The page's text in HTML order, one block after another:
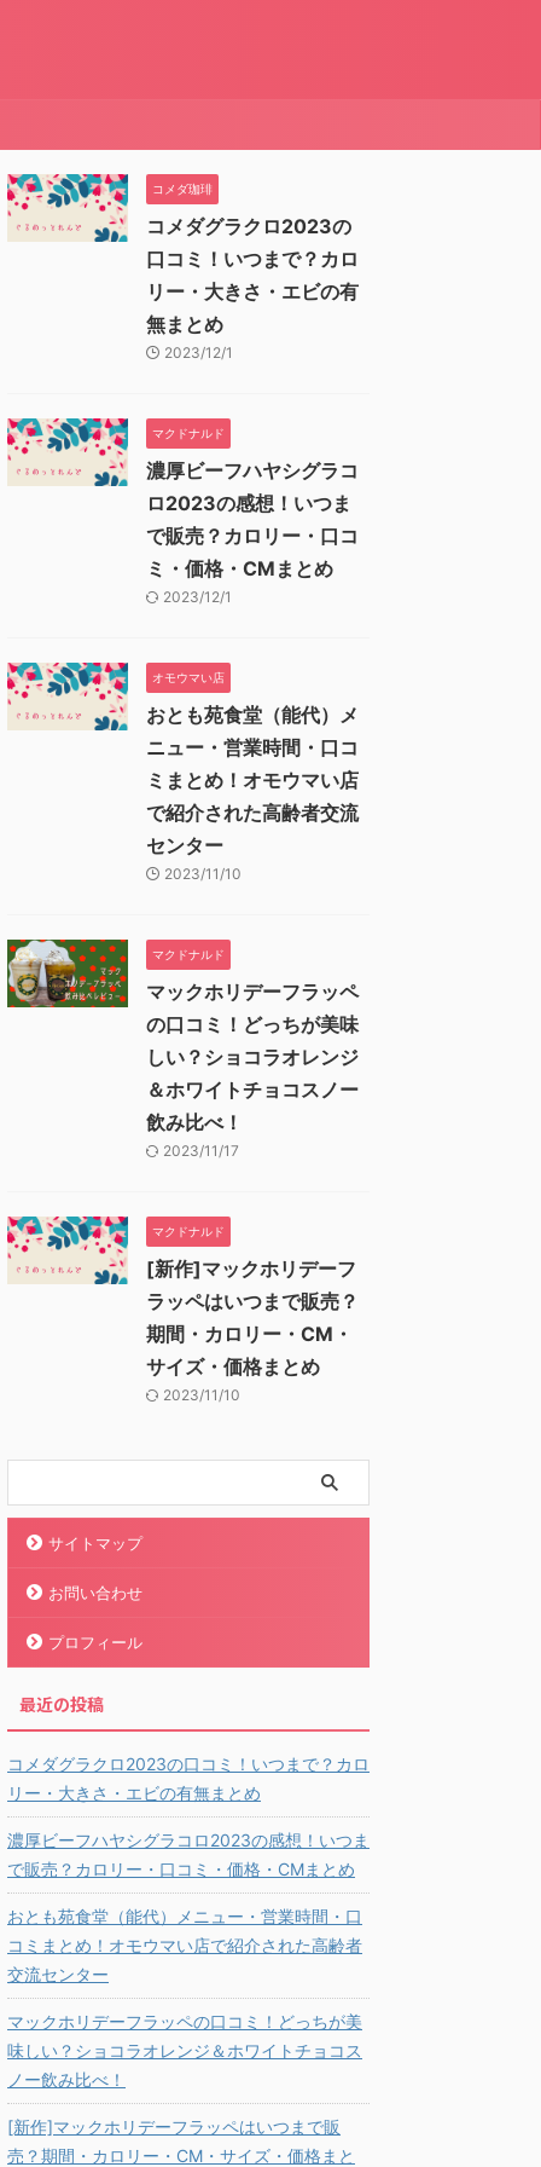
コメダ珈琲
コメダグラクロ2023の
口コミ！いつまで？カロ
リー・大きさ・エビの有
無まとめ
2023/12/1
マクドナルド
濃厚ビーフハヤシグラコ
ロ2023の感想！いつま
で販売？カロリー・口コ
ミ・価格・CMまとめ
2023/12/1
オモウマい店
おとも苑食堂（能代）メ
ニュー・営業時間・口コ
ミまとめ！オモウマい店
で紹介された高齢者交流
センター
2023/11/10
マクドナルド
マックホリデーフラッペ
の口コミ！どっちが美味
しい？ショコラオレンジ
＆ホワイトチョコスノー
飲み比べ！
2023/11/17
マクドナルド
[新作]マックホリデーフ
ラッペはいつまで販売？
期間・カロリー・CM・
サイズ・価格まとめ
2023/11/10
サイトマップ
お問い合わせ
プロフィール
最近の投稿
コメダグラクロ2023の口コミ！いつまで？カロ
リー・大きさ・エビの有無まとめ
濃厚ビーフハヤシグラコロ2023の感想！いつま
で販売？カロリー・口コミ・価格・CMまとめ
おとも苑食堂（能代）メニュー・営業時間・口
コミまとめ！オモウマい店で紹介された高齢者
交流センター
マックホリデーフラッペの口コミ！どっちが美
味しい？ショコラオレンジ＆ホワイトチョコス
ノー飲み比べ！
[新作]マックホリデーフラッペはいつまで販
売？期間・カロリー・CM・サイズ・価格まと